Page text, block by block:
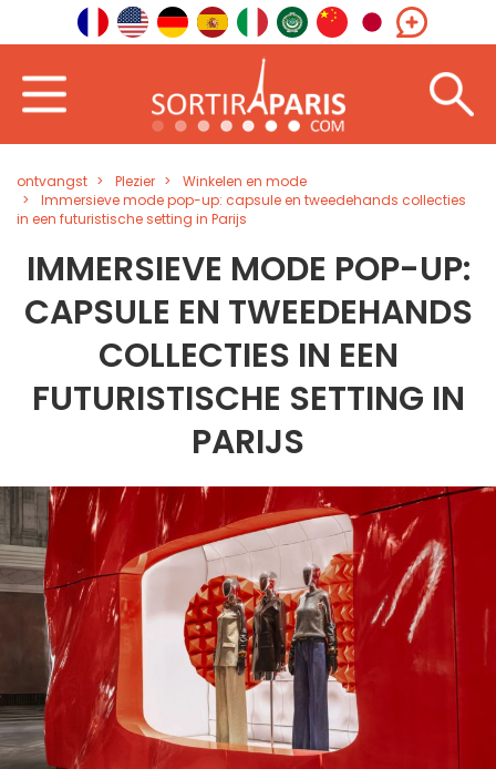
ontvangst Plezier
Winkelen en mode
Immersieve mode pop-up: capsule en tweedehands collecties
in een futuristische setting in Parijs
IMMERSIEVE MODE POP-UP:
CAPSULE EN TWEEDEHANDS
COLLECTIES IN EEN
FUTURISTISCHE SETTING IN
PARIJS